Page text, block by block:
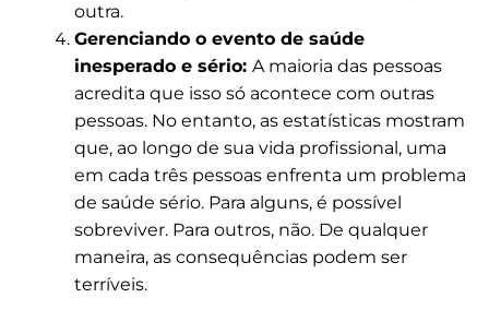
outra.
Gerenciando o evento de saúde
inesperado e sério: A maioria das pessoas
acredita que isso só acontece com outras
pessoas. No entanto, as estatísticas mostram
que, ao longo de sua vida profissional, uma
em cada três pessoas enfrenta um problema
de saúde sério. Para alguns, é possível
sobreviver. Para outros, não. De qualquer
maneira, as consequências podem ser
terríveis.